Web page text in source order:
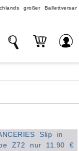
großer Ballettversand.